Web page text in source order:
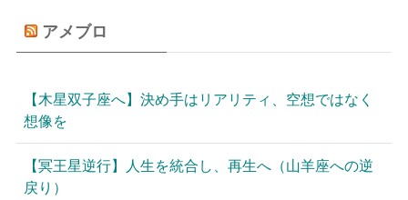
アメブロ
【木星双子座へ】決め手はリアリティ、空想ではなく
想像を
【冥王星逆行】人生を統合し、再生へ（山羊座への逆
戻り）